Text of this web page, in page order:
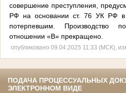
совершение преступления,
РФ на основании ст. 76 УК РФ
потерпевшим. Производство
отношении «В» прекращено.
опубликовано 09.04.2025 11:33 (МСК),
ПОДАЧА ПРОЦЕССУАЛЬНЫХ
ЭЛЕКТРОННОМ ВИДЕ